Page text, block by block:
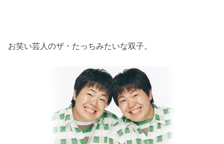
お笑い芸人のザ・たっちみたいな双子。